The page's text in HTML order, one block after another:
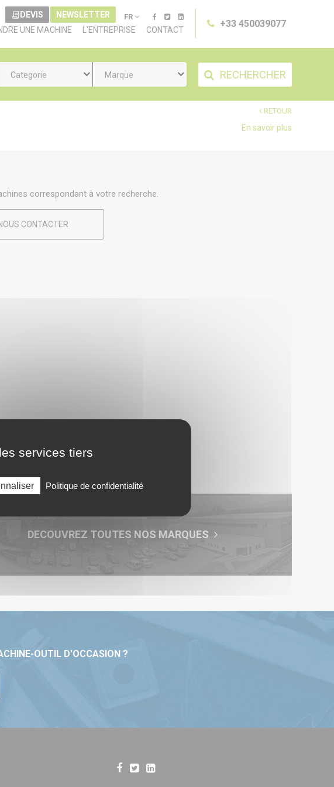
services tiers
Politique de confidentialité
+33 450039077
DEVIS NEWSLETTER FR
UNE MACHINE L'ENTREPRISE CONTACT
Categorie Marque RECHERCHER
RETOUR
En savoir plus
correspondant à votre recherche.
CONTACTER
DECOUVREZ TOUTES NOS MARQUES
OUTIL D'OCCASION ?